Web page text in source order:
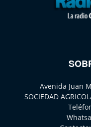
Avenida Juan
SOCIEDAD